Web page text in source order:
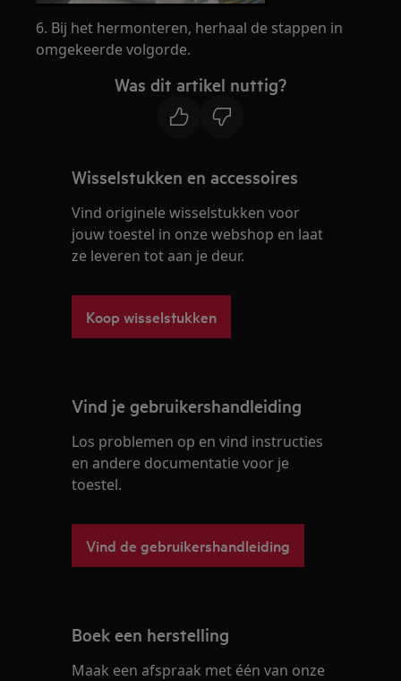
6. Bij het hermonteren, herhaal de stappen in
omgekeerde volgorde.
Was dit artikel nuttig?
Wisselstukken en accessoires
Vind originele wisselstukken voor
jouw toestel in onze webshop en laat
ze leveren tot aan je deur.
Koop wisselstukken
Vind je gebruikershandleiding
Los problemen op en vind instructies
en andere documentatie voor je
toestel.
Vind de gebruikershandleiding
Boek een herstelling
Maak een afspraak met één van onze